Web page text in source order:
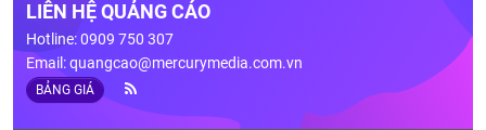
LIÊN HỆ QUẢNG CÁO
Hotline: 0909 750 307
Email:quangcao@mercurymedia.com.vn
BẢNG GIÁ